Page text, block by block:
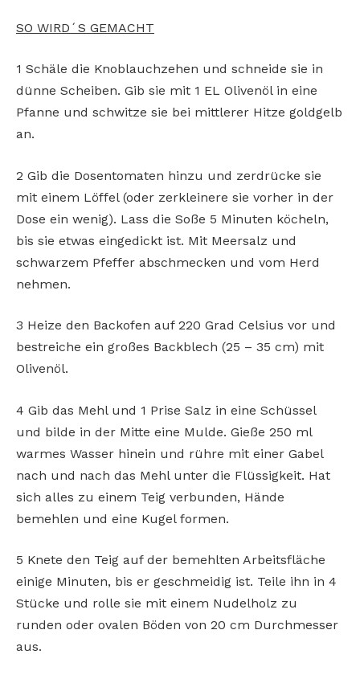
SO WIRD´S GEMACHT
1 Schäle die Knoblauchzehen und schneide sie in
dünne Scheiben. Gib sie mit 1 EL Olivenöl in eine
Pfanne und schwitze sie bei mittlerer Hitze goldgelb
an.
2 Gib die Dosentomaten hinzu und zerdrücke sie
mit einem Löffel (oder zerkleinere sie vorher in der
Dose ein wenig). Lass die Soße 5 Minuten köcheln,
bis sie etwas eingedickt ist. Mit Meersalz und
schwarzem Pfeffer abschmecken und vom Herd
nehmen.
3 Heize den Backofen auf 220 Grad Celsius vor und
bestreiche ein großes Backblech (25 – 35 cm) mit
Olivenöl.
4 Gib das Mehl und 1 Prise Salz in eine Schüssel
und bilde in der Mitte eine Mulde. Gieße 250 ml
warmes Wasser hinein und rühre mit einer Gabel
nach und nach das Mehl unter die Flüssigkeit. Hat
sich alles zu einem Teig verbunden, Hände
bemehlen und eine Kugel formen.
5 Knete den Teig auf der bemehlten Arbeitsfläche
einige Minuten, bis er geschmeidig ist. Teile ihn in 4
Stücke und rolle sie mit einem Nudelholz zu
runden oder ovalen Böden von 20 cm Durchmesser
aus.